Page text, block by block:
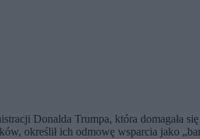
Donalda Trumpa, która domagała
określił ich odmowę wsparcia jako